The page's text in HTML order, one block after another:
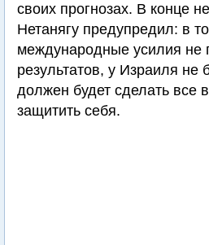
своих прогнозах. В конце
Нетанягу предупредил: в
международные усилия не
результатов, у Израиля не
должен будет сделать все
защитить себя.